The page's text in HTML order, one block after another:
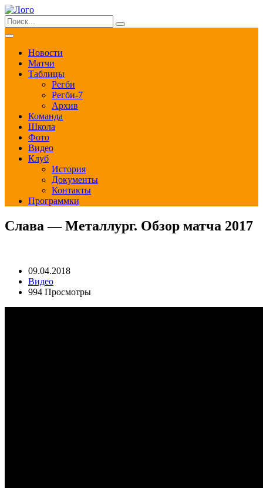
Новости
Матчи
Таблицы
Регби
Регби-7
Архив
Команда
Школа
Фото
Видео
Клуб
История
Документы
Контакты
Программки
Слава — Металлург. Обзор матча 2017
09.04.2018
Видео
994 Просмотры